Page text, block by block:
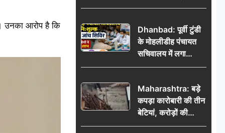
उनका आरोप है कि
नक्षत्र और सर्वार्थसिद्धि
शुभ मुहूर्त
Dhanbad: पूर्वी टुंडी
के मोहलीडीह पंचायत
सचिवालय में लगा
निःशुल्क स्वास्थ्य जांच
उठाया लाभ
Maharashtra: बड़े
कपड़ा कारोबारी की तीन
बेटियां, करोड़ों की
कमाई… फिर भी पिता